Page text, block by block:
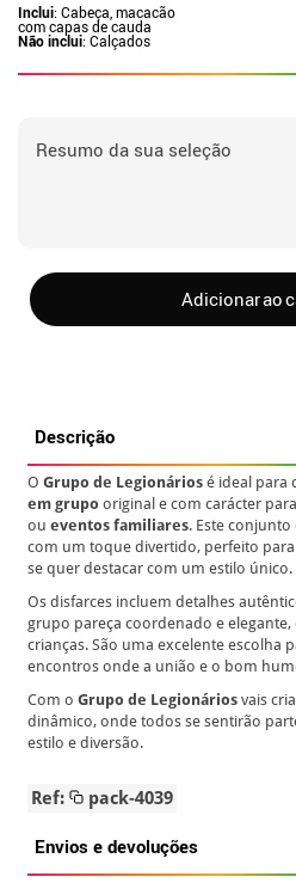
Inclui: Cabeça, macacão
com capas de cauda
Não inclui: Calçados
Resumo da sua seleção
Adicionar ao
Descrição
OGrupo de Legionários é ideal
em grupo original e com carácter
oueventos familiares. Este
com um toque divertido, perfeito
se quer destacar com um estilo único.
Os disfarces incluem detalhes
grupo pareça coordenado e
crianças. São uma excelente escolha
encontros onde a união e o bom
Com oGrupo de Legionários vais
dinâmico, onde todos se sentirão
estilo e diversão.
Ref: pack-4039
Envios e devoluções